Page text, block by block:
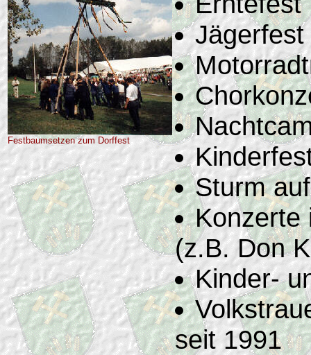
Festbaumsetzen zum Dorffest
Jägerfest
Sturm
Konzerte
(z.B. Don
Kinder-
seit 1991